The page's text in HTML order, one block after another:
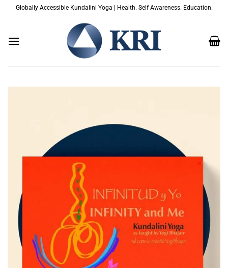
SaltarGlobally Accessible Kundalini Yoga | Health. Self Awareness. Education.